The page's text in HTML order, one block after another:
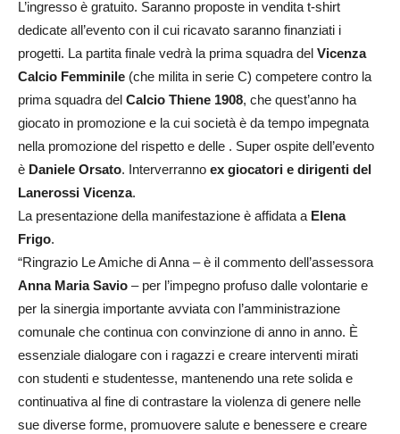
L’ingresso è gratuito. Saranno proposte in vendita t-shirt
dedicate all’evento con il cui ricavato saranno finanziati i
progetti. La partita finale vedrà la prima squadra del Vicenza
Calcio Femminile (che milita in serie C) competere contro la
prima squadra del Calcio Thiene 1908, che quest’anno ha
giocato in promozione e la cui società è da tempo impegnata
nella promozione del rispetto e delle . Super ospite dell’evento
è Daniele Orsato. Interverranno ex giocatori e dirigenti del
Lanerossi Vicenza.
La presentazione della manifestazione è affidata a Elena
Frigo.
“Ringrazio Le Amiche di Anna – è il commento dell’assessora
Anna Maria Savio – per l’impegno profuso dalle volontarie e
per la sinergia importante avviata con l’amministrazione
comunale che continua con convinzione di anno in anno. È
essenziale dialogare con i ragazzi e creare interventi mirati
con studenti e studentesse, mantenendo una rete solida e
continuativa al fine di contrastare la violenza di genere nelle
sue diverse forme, promuovere salute e benessere e creare